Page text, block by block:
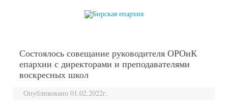
Состоялось совещание руководителя ОРОиК
епархии с директорами и преподавателями
воскресных школ
Опубликовано 01.02.2022г.